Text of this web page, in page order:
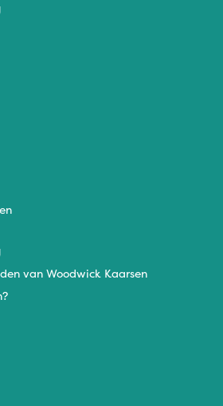
van Woodwick Kaarsen